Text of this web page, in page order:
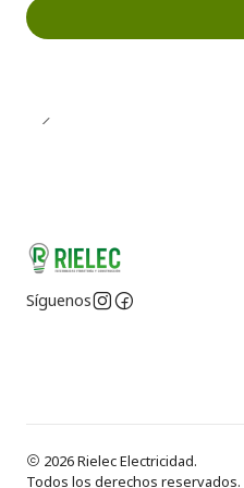
Síguenos
2026 Rielec Electricidad.
Todos los derechos reservados.